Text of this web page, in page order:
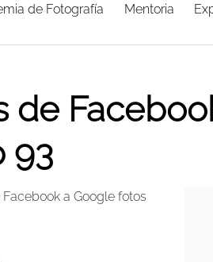
de Fotografía Mentoria
de
93
a Google fotos